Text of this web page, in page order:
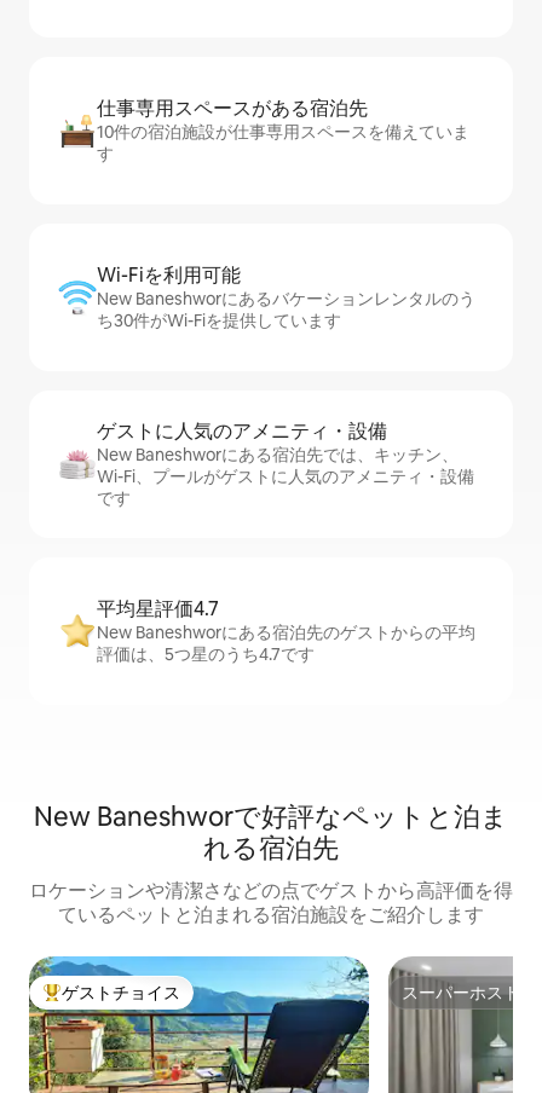
仕事専用ス⁠ペ⁠ー⁠スがあ⁠る宿⁠泊⁠先
10件の宿泊施設が仕事専用スペースを備えていま
す
Wi-Fiを利⁠用⁠可⁠能
New Baneshworにあるバケーションレンタルのう
ち30件がWi-Fiを提供しています
ゲストに人⁠気⁠のア⁠メ⁠ニ⁠テ⁠ィ・設⁠備
New Baneshworにある宿泊先では、キッチン、
Wi-Fi、プールがゲストに人気のアメニティ・設備
です
平均星評価4.7
New Baneshworにある宿泊先のゲストからの平均
評価は、5つ星のうち4.7です
New Baneshworで好評なペットと泊ま
れる宿泊先
ロケーションや清潔さなどの点でゲストから高評価を得
ているペットと泊まれる宿泊施設をご紹介します
大好評のゲストチョイスです。
ゲストチョイス スーパーホスト
スーパーホスト